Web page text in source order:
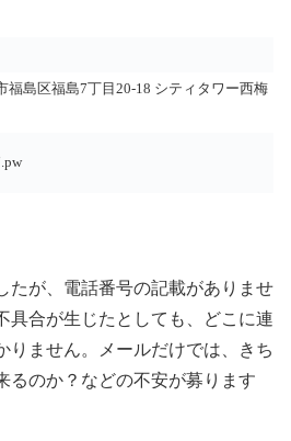
福島区福島7丁目20-18 シティタワー西梅
たが、電話番号の記載がありませ
具合が生じたとしても、どこに連
りません。メールだけでは、きち
るのか？などの不安が募ります